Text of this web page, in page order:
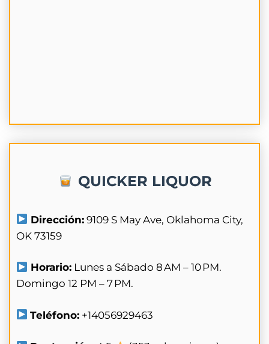
QUICKER LIQUOR
Dirección: 9109 S May Ave, Oklahoma City,
OK 73159
Horario: Lunes a Sábado 8 AM – 10 PM.
Domingo 12 PM – 7 PM.
Teléfono: +14056929463